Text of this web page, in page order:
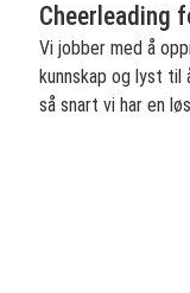
Cheerleading
Vi jobber med å
kunnskap og lyst til
så snart vi har en